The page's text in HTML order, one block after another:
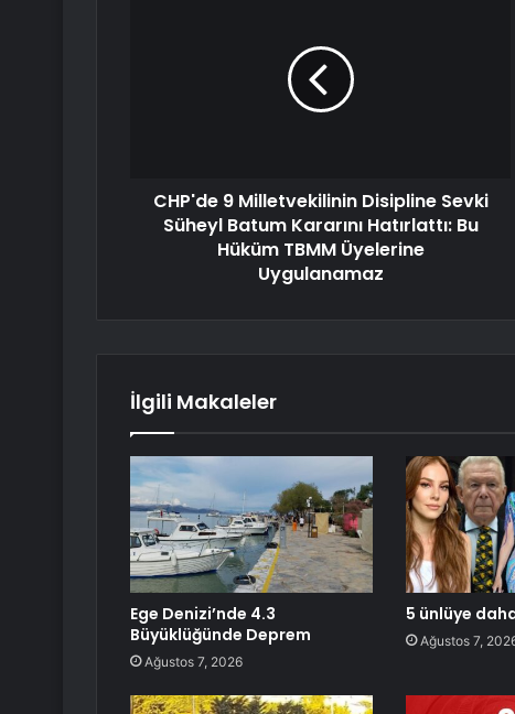
CHP'de 9 Milletvekilinin Disipline Sevki
Süheyl Batum Kararını Hatırlattı: Bu
Hüküm TBMM Üyelerine
Uygulanamaz
İlgili Makaleler
Ege Denizi’nde 4.3
Büyüklüğünde Deprem
Ağustos 7, 2026
5 ünlüye
Ağustos 7,